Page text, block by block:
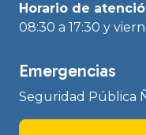
Horario de
08:30 a 17:30 y
Emergencias
Seguridad Pública